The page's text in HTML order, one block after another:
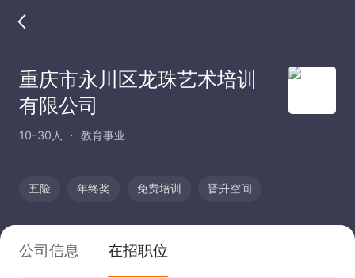
重庆市永川区龙珠艺术培训
有限公司
10-30人 教育事业
五险 年终奖 免费培训 晋升空间
公司信息 在招职位